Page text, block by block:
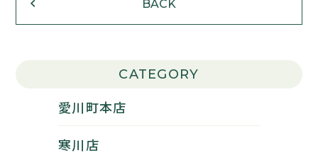
BACK
CATEGORY
愛川町本店
寒川店